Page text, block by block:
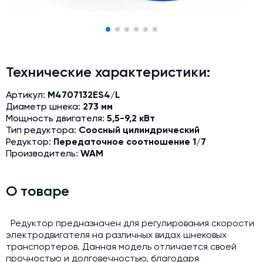
сложности
Подбор и поставка комплектующих под любой завод
Экспертиза промышленной безопасности
Технический аудит бетонных заводов и производств
Проектирование технологических линий,промышленных
Технические характеристики:
Артикул: M4707132ES4/L
Диаметр шнека: 273 мм
Мощность двигателя: 5,5-9,2 кВт
Тип редуктора: Соосный цилиндрический
Редуктор: Передаточное соотношение 1/7
Производитель: WAM
О товаре
Редуктор предназначен для регулирования скорости
электродвигателя на различных видах шнековых
транспортеров. Данная модель отличается своей
прочностью и долговечностью, благодаря